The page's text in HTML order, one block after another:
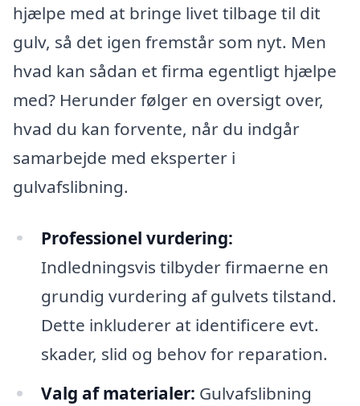
hjælpe med at bringe livet tilbage til dit
gulv, så det igen fremstår som nyt. Men
hvad kan sådan et firma egentligt hjælpe
med? Herunder følger en oversigt over,
hvad du kan forvente, når du indgår
samarbejde med eksperter i
gulvafslibning.
Professionel vurdering:
Indledningsvis tilbyder firmaerne en
grundig vurdering af gulvets tilstand.
Dette inkluderer at identificere evt.
skader, slid og behov for reparation.
Valg af materialer: Gulvafslibning